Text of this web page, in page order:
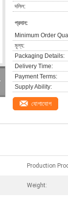
দলিল:
প্রদান:
Minimum Order
মূল্য:
Packaging Details:
Delivery Time:
Payment Terms:
Supply Ability:
যোগাযোগ
Production
Weight: